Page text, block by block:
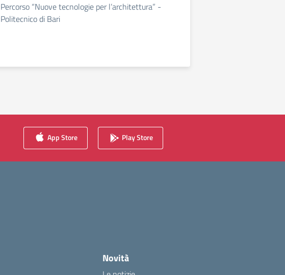
Percorso “Nuove tecnologie per l’architettura” -
Politecnico di Bari
App Store Play Store
Novità